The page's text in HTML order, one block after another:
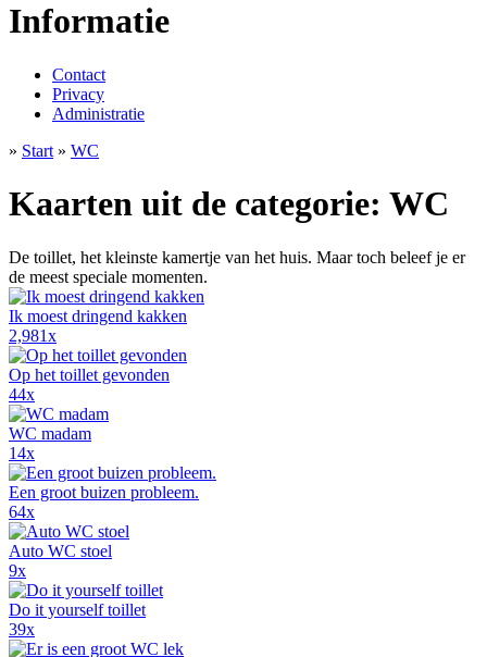
Informatie
Contact
Privacy
Administratie
» Start » WC
Kaarten uit de categorie: WC
De toillet, het kleinste kamertje van het huis. Maar toch beleef je er
de meest speciale momenten.
Ik moest dringend kakken
2,981x
Op het toillet gevonden
44x
WC madam
14x
Een groot buizen probleem.
64x
Auto WC stoel
9x
Do it yourself toillet
39x